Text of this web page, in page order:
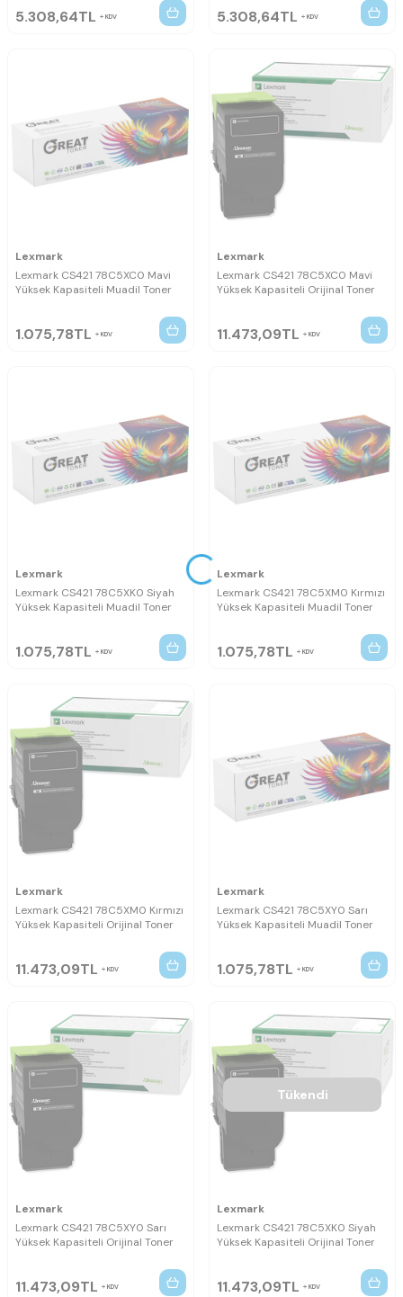
5.308,64TL KDV 5.308,64TL KDV
Lexmark
Lexmark CS421 78C5XC0 Mavi
Yüksek Kapasiteli Muadil Toner
1.075,78TL KDV
Lexmark
Lexmark CS421 78C5XC0 Mavi
Yüksek Kapasiteli Orijinal Toner
11.473,09TL KDV
Lexmark
Lexmark CS421 78C5XK0 Siyah
Yüksek Kapasiteli Muadil Toner
1.075,78TL KDV
Lexmark
Lexmark CS421 78C5XM0 Kırmızı
Yüksek Kapasiteli Muadil Toner
1.075,78TL KDV
Lexmark
Lexmark CS421 78C5XM0 Kırmızı
Yüksek Kapasiteli Orijinal Toner
11.473,09TL KDV
Lexmark
Lexmark CS421 78C5XY0 Sarı
Yüksek Kapasiteli Muadil Toner
1.075,78TL KDV
Lexmark
Lexmark CS421 78C5XY0 Sarı
Yüksek Kapasiteli Orijinal Toner
11.473,09TL KDV
Tükendi
Lexmark
Lexmark CS421 78C5XK0 Siyah
Yüksek Kapasiteli Orijinal Toner
11.473,09TL KDV